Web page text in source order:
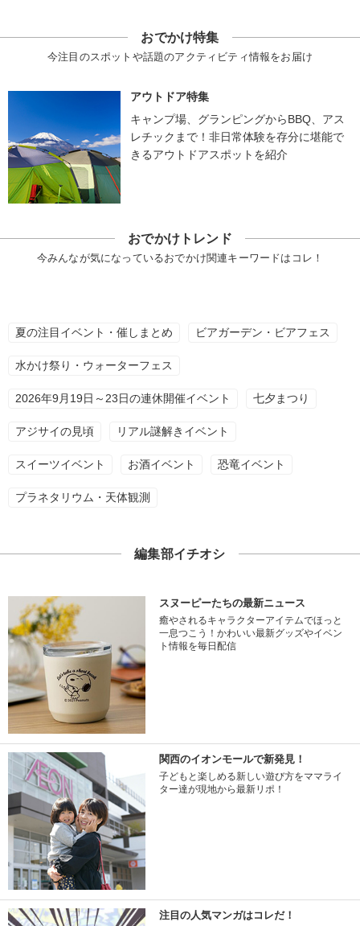
おでかけ特集
今注目のスポットや話題のアクティビティ情報をお届け
アウトドア特集
キャンプ場、グランピングからBBQ、アス
レチックまで！非日常体験を存分に堪能で
きるアウトドアスポットを紹介
おでかけトレンド
今みんなが気になっているおでかけ関連キーワードはコレ！
夏の注目イベント・催しまとめ ビアガーデン・ビアフェス
水かけ祭り・ウォーターフェス
2026年9月19日～23日の連休開催イベント 七夕まつり
アジサイの見頃 リアル謎解きイベント
スイーツイベント お酒イベント 恐竜イベント
プラネタリウム・天体観測
編集部イチオシ
スヌーピーたちの最新ニュース
癒やされるキャラクターアイテムでほっと
一息つこう！かわいい最新グッズやイベン
ト情報を毎日配信
関西のイオンモールで新発見！
子どもと楽しめる新しい遊び方をママライ
ター達が現地から最新リポ！
注目の人気マンガはコレだ！